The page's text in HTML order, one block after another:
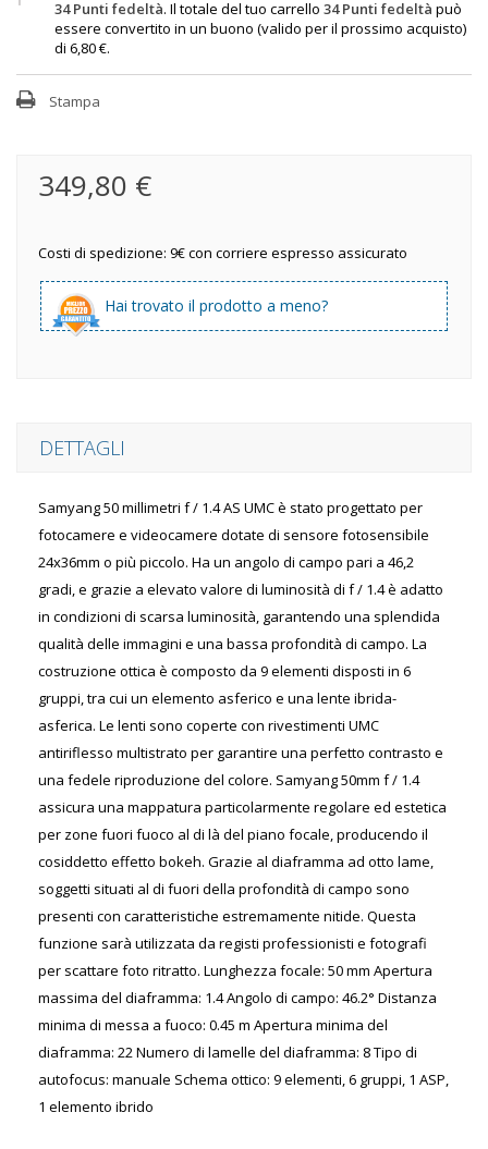
34Punti fedeltà. Il totale del tuo carrello 34Punti fedeltà può
essere convertito in un buono (valido per il prossimo acquisto)
di 6,80 €.
Stampa
349,80 €
Costi di spedizione: 9€ con corriere espresso assicurato
Hai trovato il prodotto a meno?
DETTAGLI
Samyang 50 millimetri f / 1.4 AS UMC è stato progettato per
fotocamere e videocamere dotate di sensore fotosensibile
24x36mm o più piccolo. Ha un angolo di campo pari a 46,2
gradi, e grazie a elevato valore di luminosità di f / 1.4 è adatto
in condizioni di scarsa luminosità, garantendo una splendida
qualità delle immagini e una bassa profondità di campo. La
costruzione ottica è composto da 9 elementi disposti in 6
gruppi, tra cui un elemento asferico e una lente ibrida-
asferica. Le lenti sono coperte con rivestimenti UMC
antiriflesso multistrato per garantire una perfetto contrasto e
una fedele riproduzione del colore. Samyang 50mm f / 1.4
assicura una mappatura particolarmente regolare ed estetica
per zone fuori fuoco al di là del piano focale, producendo il
cosiddetto effetto bokeh. Grazie al diaframma ad otto lame,
soggetti situati al di fuori della profondità di campo sono
presenti con caratteristiche estremamente nitide. Questa
funzione sarà utilizzata da registi professionisti e fotografi
per scattare foto ritratto. Lunghezza focale: 50 mm Apertura
massima del diaframma: 1.4 Angolo di campo: 46.2° Distanza
minima di messa a fuoco: 0.45 m Apertura minima del
diaframma: 22 Numero di lamelle del diaframma: 8 Tipo di
autofocus: manuale Schema ottico: 9 elementi, 6 gruppi, 1 ASP,
1 elemento ibrido